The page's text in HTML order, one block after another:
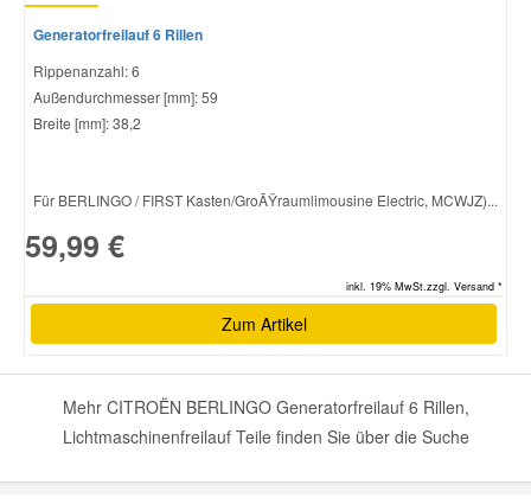
Generatorfreilauf 6 Rillen
Rippenanzahl: 6
Außendurchmesser [mm]: 59
Breite [mm]: 38,2
Für BERLINGO / FIRST Kasten/GroÃŸraumlimousine Electric, MCWJZ)...
59,99 €
inkl. 19% MwSt.zzgl. Versand *
Zum Artikel
Mehr CITROËN BERLINGO Generatorfreilauf 6 Rillen,
Lichtmaschinenfreilauf Teile finden Sie über die Suche